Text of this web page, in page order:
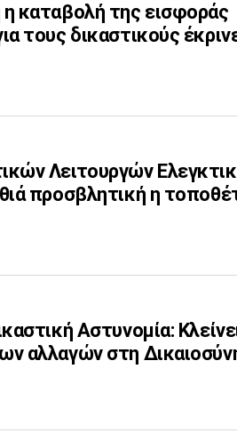
η καταβολή της εισφοράς
τους δικαστικούς
Λειτουργών
προσβλητική η
Αστυνομία:
αλλαγών στη